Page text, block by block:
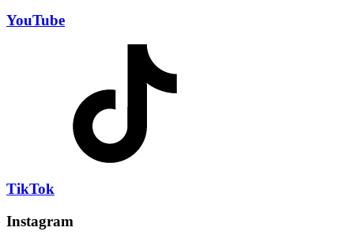
YouTube
TikTok
Instagram